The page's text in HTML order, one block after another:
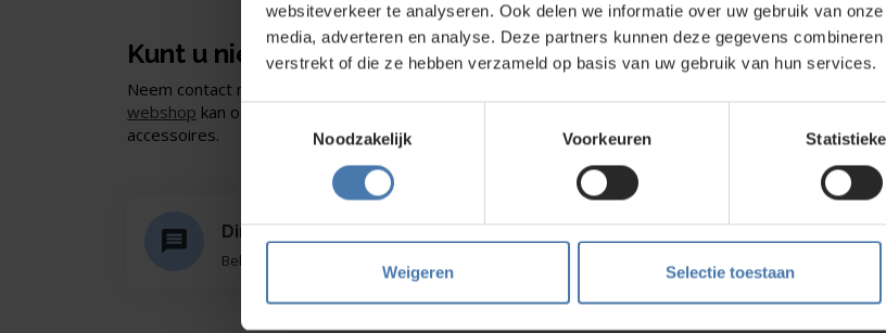
websiteverkeer te analyseren. Ook delen we informatie over uw gebruik van
media, adverteren en analyse. Deze partners kunnen deze gegevens
verstrekt of die ze hebben verzameld op basis van uw gebruik van hun services.
Noodzakelijk
Voorkeuren
Weigeren Selectie toestaan
Kunt u niet vinden wat u zoekt?
Neem contact met ons op of of bezoek onze showroom in Nieuwegein. Zelf rondkijken in de
webshop kan ook. Ontdek ons assortiment aan
accessoires.
Direct en snel contact
Bel Whatsapp of mail
Service en kalibratie